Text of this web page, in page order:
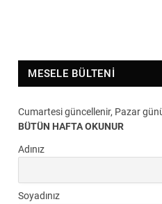
MESELE BÜLTENI
Cumartesi güncellenir, Pazar
BÜTÜN HAFTA OKUNUR
Adınız
Soyadınız